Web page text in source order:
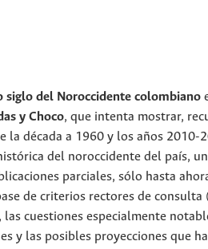
siglo del Noroccidente colombiano
y Choco, que intenta mostrar,
la década a 1960 y los años
del noroccidente del país,
parciales, sólo hasta
de criterios rectores de
las cuestiones especialmente
y las posibles proyecciones que